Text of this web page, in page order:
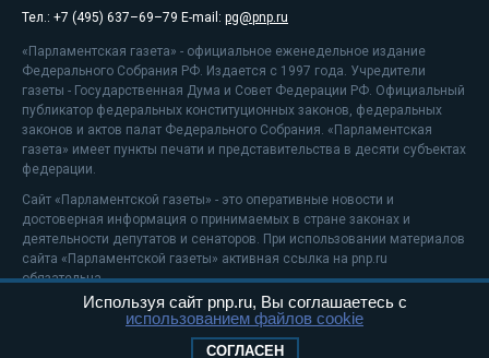
Тел.: +7 (495) 637–69–79 E-mail: pg@pnp.ru
«Парламентская газета» - официальное еженедельное издание
Федерального Собрания РФ. Издается с 1997 года. Учредители
газеты - Государственная Дума и Совет Федерации РФ. Официальный
публикатор федеральных конституционных законов, федеральных
законов и актов палат Федерального Собрания. «Парламентская
газета» имеет пункты печати и представительства в десяти субъектах
федерации.
Сайт «Парламентской газеты» - это оперативные новости и
достоверная информация о принимаемых в стране законах и
деятельности депутатов и сенаторов. При использовании материалов
сайта «Парламентской газеты» активная ссылка на pnp.ru
обязательна.
На информационном ресурсе применяютсярекомендательные
Положение о защите персональных данных
Используя сайт pnp.ru, Вы соглашаетесь с
использованием файлов cookie
СОГЛАСЕН